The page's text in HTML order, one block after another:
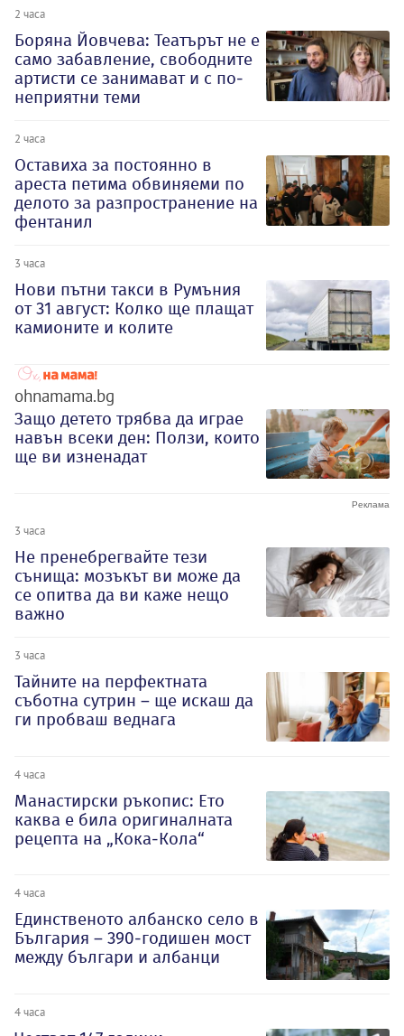
2 часа
Боряна Йовчева: Театърът не е
само забавление, свободните
артисти се занимават и с по-
неприятни теми
2 часа
Оставиха за постоянно в
ареста петима обвиняеми по
делото за разпространение на
фентанил
3 часа
Нови пътни такси в Румъния
от 31 август: Колко ще плащат
камионите и колите
ohnamama.bg
Защо детето трябва да играе
навън всеки ден: Ползи, които
ще ви изненадат
3 часа
Не пренебрегвайте тези
сънища: мозъкът ви може да
се опитва да ви каже нещо
важно
3 часа
Тайните на перфектната
съботна сутрин – ще искаш да
ги пробваш веднага
4 часа
Манастирски ръкопис: Ето
каква е била оригиналната
рецепта на „Кока-Кола“
4 часа
Единственото албанско село в
България – 390-годишен мост
между българи и албанци
4 часа